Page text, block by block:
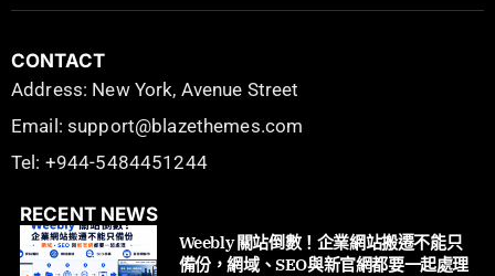
CONTACT
Address: New York, Avenue Street
Email: support@blazethemes.com
Tel: +944-5484451244
RECENT NEWS
Weebly 關站倒數！企業網站搬遷不能只
備份，網域、SEO與新官網都要一起處理